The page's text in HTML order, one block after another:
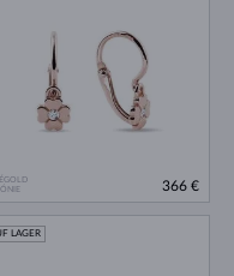
366 €
LAGER